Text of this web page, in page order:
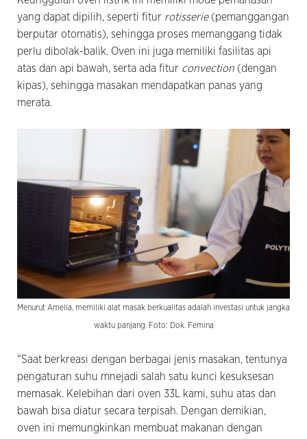
yang dapat dipilih, seperti fitur rotisserie(pemanggangan
berputar otomatis), sehingga proses memanggang tidak
perlu dibolak-balik. Oven ini juga memiliki fasilitas api
atas dan api bawah, serta ada fitur convection (dengan
kipas), sehingga masakan mendapatkan panas yang
merata.
Menurut Amelia, memiliki alat masak berkualitas adalah investasi untuk jangka
waktu panjang. Foto: Dok. Femina
"Saat berkreasi dengan berbagai jenis masakan, tentunya
pengaturan suhu mnejadi salah satu kunci kesuksesan
memasak. Kelebihan dari oven 33L kami, suhu atas dan
bawah bisa diatur secara terpisah. Dengan demikian,
oven ini memungkinkan membuat makanan dengan